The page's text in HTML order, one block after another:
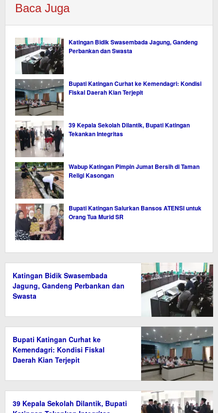
Baca Juga
Katingan Bidik Swasembada Jagung, Gandeng
Perbankan dan Swasta
Bupati Katingan Curhat ke Kemendagri: Kondisi
Fiskal Daerah Kian Terjepit
39 Kepala Sekolah Dilantik, Bupati Katingan
Tekankan Integritas
Wabup Katingan Pimpin Jumat Bersih di Taman
Religi Kasongan
Bupati Katingan Salurkan Bansos ATENSI untuk
Orang Tua Murid SR
Katingan Bidik Swasembada
Jagung, Gandeng Perbankan dan
Swasta
Bupati Katingan Curhat ke
Kemendagri: Kondisi Fiskal
Daerah Kian Terjepit
39 Kepala Sekolah Dilantik, Bupati